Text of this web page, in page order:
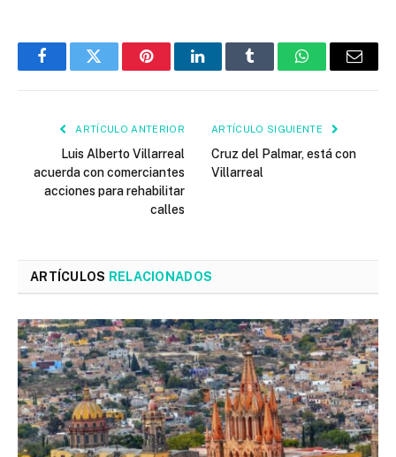
FacebookTwitter PinterestLinkedInTumblr WhatsAppEmail
ARTÍCULO ANTERIOR
Luis Alberto Villarreal
acuerda con comerciantes
acciones para rehabilitar
calles
ARTÍCULO SIGUIENTE
Cruz del Palmar, está con
Villarreal
ARTÍCULOS RELACIONADOS